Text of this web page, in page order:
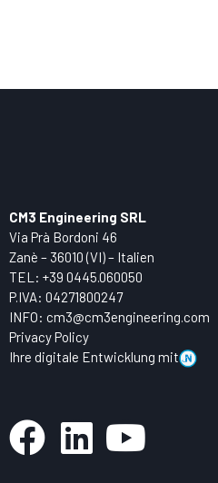
CM3 Engineering SRL
Via Prà Bordoni 46
Zanè – 36010 (VI) – Italien
TEL: +39 0445.060050
P.IVA: 04271800247
INFO: cm3@cm3engineering.com
Privacy Policy
Ihre digitale Entwicklung mit